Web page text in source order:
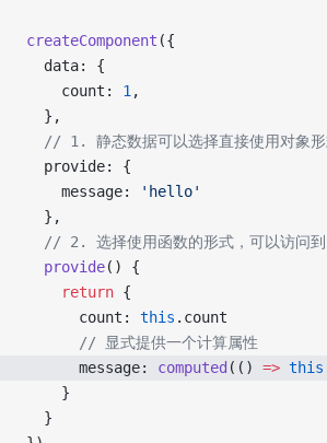
createComponent ({
  data: {
    count:
1 ,
  },
// 1. 静态数据可以选择直接使用对象
  provide: {
    message:
'hello'
  },
// 2. 选择使用函数的形式，可以访问
  provide
() {
    return
{
      count:
this .count
      // 显式提供一个计算属性
      message:
computed (() => this
    }
  }